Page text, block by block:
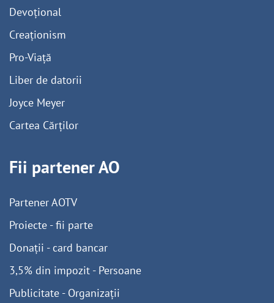
Devoțional
Creaționism
Pro-Viață
Liber de datorii
Joyce Meyer
Cartea Cărților
Fii partener AO
Partener AOTV
Proiecte - fii parte
Donații - card bancar
3,5% din impozit - Persoane
Publicitate - Organizații